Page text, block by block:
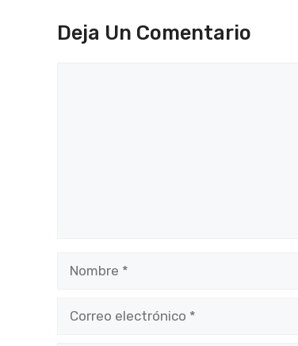
Deja Un Comentario
electrónico